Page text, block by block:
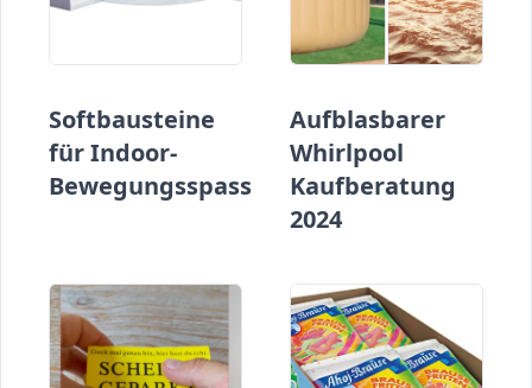
Softbausteine
für Indoor-
Bewegungsspass
Aufblasbarer
Whirlpool
Kaufberatung
2024